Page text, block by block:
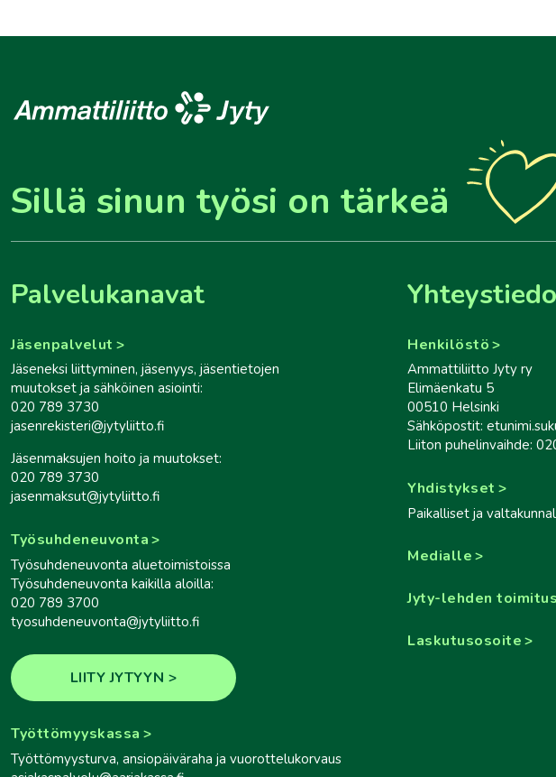
Sillä sinun työsi on tärkeä
Palvelukanavat
Jäsenpalvelut
Jäseneksi liittyminen, jäsenyys, jäsentietojen
muutokset ja sähköinen asiointi:
020 789 3730
jasenrekisteri@jytyliitto.fi
Jäsenmaksujen hoito ja muutokset:
020 789 3730
jasenmaksut@jytyliitto.fi
Työsuhdeneuvonta
Työsuhdeneuvonta aluetoimistoissa
Työsuhdeneuvonta kaikilla aloilla:
020 789 3700
tyosuhdeneuvonta@jytyliitto.fi
LIITY JYTYYN
Työttömyyskassa
Työttömyysturva, ansiopäiväraha ja vuorottelukorvaus
Henkilöstö
Ammattiliitto Jyty ry
Elimäenkatu 5
00510 Helsinki
Sähköpostit:
Liiton puhelinvaihde:
Yhdistykset
Paikalliset ja
Medialle
Jyty-lehden toimitus
Laskutusosoite